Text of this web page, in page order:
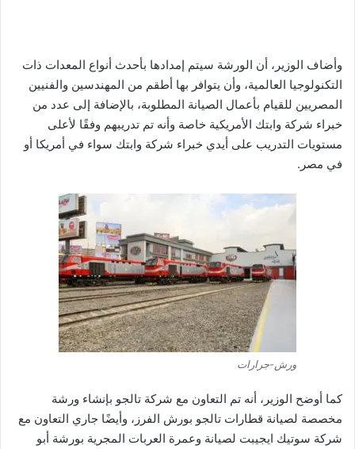
وأضاف الوزير، أن الورشة سيتم إمدادها بأحدث أنواع المعدات ذات
التكنولوجيا العالمية، وأن يتوافر بها أطقم من المهندسين والفنيين
المصريين للقيام بأعمال الصيانة المطلوبة، بالإضافة إلى عدد من
خبراء شركة وابتك الأمريكية خاصة وأنه تم تدريبهم وفقًا لأعلى
مستويات التدريب على أيدي خبراء شركة وابتك سواء في أمريكا أو
في مصر.
ورش-جرارات
كما أوضح الوزير، أنه تم التعاون مع شركة تالجو بإنشاء ورشة
مخصصة لصيانة قطارات تالجو بورش الفرز، وأيضًا جاري التعاون مع
شركة سوتيك ايجيبت لصيانة وعمرة العربات المجرية بورشة أبو